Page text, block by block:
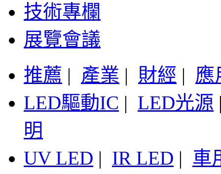
技術專欄
展覽會議
推薦 | 產業 | 財經 | 應
LED驅動IC | LED光源
明
UV LED | IR LED | 車